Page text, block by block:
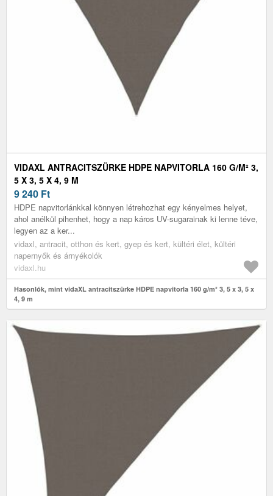
VIDAXL ANTRACITSZÜRKE HDPE NAPVITORLA 160 G/M² 3,
5 X 3, 5 X 4, 9 M
9 240 Ft
HDPE napvitorlánkkal könnyen létrehozhat egy kényelmes helyet,
ahol anélkül pihenhet, hogy a nap káros UV-sugarainak ki lenne téve,
legyen az a ker...
vidaxl, antracit, otthon és kert, gyep és kert, kültéri élet, kültéri
napernyők és árnyékolók
vidaxl.hu
Hasonlók, mint vidaXL antracitszürke HDPE napvitorla 160 g/m² 3, 5 x 3, 5 x
4, 9 m